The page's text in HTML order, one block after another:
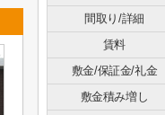
間取り/詳細
賃料
敷金/保証金/礼金
敷金積み増し